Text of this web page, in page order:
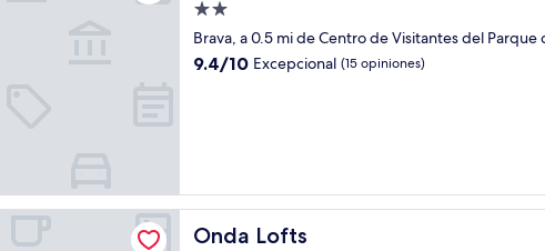
Propiedad
de
2.0
Brava, a 0.5 mi de Centro de Visitantes del
9.4
9.4/10 Excepcional (15 opiniones)
Onda Lofts
Onda Lofts